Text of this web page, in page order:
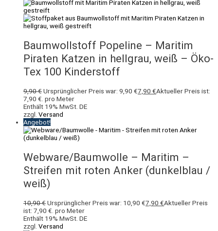
Baumwollstoff Popeline – Maritim
Piraten Katzen in hellgrau, weiß – Öko-
Tex 100 Kinderstoff
9,90€Ursprünglicher Preis war: 9,90 €7,90 €Aktueller Preis ist:
7,90 €. pro Meter
Enthält 19% MwSt. DE
zzgl. Versand
Angebot!
Webware/Baumwolle – Maritim –
Streifen mit roten Anker (dunkelblau /
weiß)
10,90€Ursprünglicher Preis war: 10,90 €7,90 €Aktueller Preis
ist: 7,90 €. pro Meter
Enthält 19% MwSt. DE
zzgl. Versand